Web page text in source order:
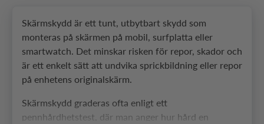
Skärmskydd är ett tunt, utbytbart skydd som
monteras på skärmen på mobil, surfplatta eller
smartwatch. Det minskar risken för repor, skador och
är ett enkelt sätt att undvika sprickbildning eller repor
på enhetens originalskärm.
Skärmskydd graderas ofta enligt ett
pennhårdhetstest, där man anger hur hård en